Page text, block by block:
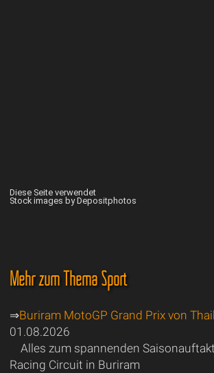
Diese Seite verwendet
Stock images by Depositphotos
Mehr zum Thema Sport
⇒Buriram MotoGP Grand Prix von
01.08.2026
Alles zum spannenden
Racing Circuit in Buriram